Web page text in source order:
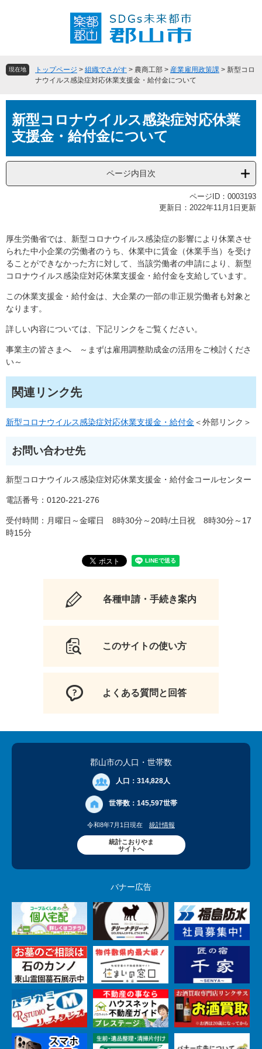
頭
飛現在地 トップページ > 組織でさがす > 農商工部 > 産業雇用政策課 > 新型コロ
ナウイルス感染症対応休業支援金・給付金について
文新型コロナウイルス感染症対応休業
支援金・給付金について
ページ内目次
ページID：0003193
更新日：2022年11月1日更新
厚生労働省では、新型コロナウイルス感染症の影響により休業させ
られた中小企業の労働者のうち、休業中に賃金（休業手当）を受け
ることができなかった方に対して、当該労働者の申請により、新型
コロナウイルス感染症対応休業支援金・給付金を支給しています。
この休業支援金・給付金は、大企業の一部の非正規労働者も対象と
なります。
詳しい内容については、下記リンクをご覧ください。
事業主の皆さまへ ～まずは雇用調整助成金の活用をご検討くださ
い～
関連リンク先
新型コロナウイルス感染症対応休業支援金・給付金 ＜外部リンク＞
お問い合わせ先
新型コロナウイルス感染症対応休業支援金・給付金コールセンター
電話番号：0120-221-276
受付時間：月曜日～金曜日 8時30分～20時/土日祝 8時30分～17
時15分
各種申請・手続き案内
このサイトの使い方
よくある質問と回答
郡山市の人口 ・世帯数
人口： 314,828人
世帯数： 145,597世帯
令和8年7月1日現在 統計情報
統計こおりやま
サイトへ
バナー広告